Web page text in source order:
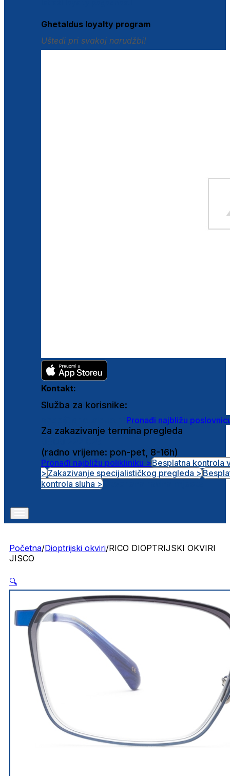
Ghetaldus loyalty program
Uštedi pri svakoj narudžbi!
Kontakt:
Služba za korisnike:
Pronađi najbližu
Za zakazivanje termina pregleda
(radno vrijeme: pon-pet, 8-16h)
Pronađi najbližu polikliniku >Besplatna kontrola
>Zakazivanje specijalističkog pregleda >
kontrola sluha >
Početna/Dioptrijski okviri/RICO DIOPTRIJSKI OKVIRI
JISCO
🔍